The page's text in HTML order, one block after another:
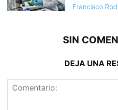
Francisco
SIN
DEJA UNA